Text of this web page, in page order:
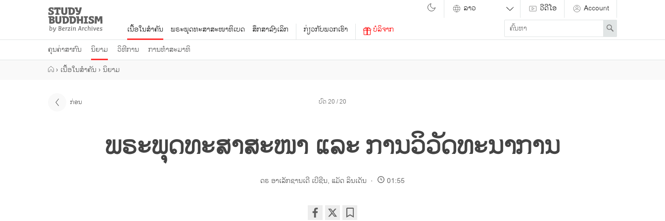
Study
Buddhism
Home
ເນື້ອໃນສຳຄັນ
ຄຸນຄ່າສາກົນ
ນິຍາມ ວິທີການ ການທຳສະມາທິ
ພຣະພຸດທະສາສະໜາທິເບດ ສຶກສາລົງເລິກ ກ່ຽວກັບພວກເຮົາ ບໍລິຈາກ
ວີດີໂອ
Account
Enter
search
term
Search
› ເນື້ອໃນສຳຄັນ › ນິຍາມ
ກ່ອນ ບົດ 20 / 20
ພຣະພຸດທະສາສະໜາ ແລະ ການວິວັດທະນາການ
ດຣ ອາເລັກຊານເດີ ເບີຊີນ, ແມັດ ລິນເດັນ 01:55